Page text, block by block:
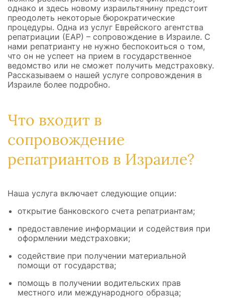
однако и здесь новому израильтянину предстоит
преодолеть некоторые бюрократические
процедуры. Одна из услуг Еврейского агентства
репатриации (ЕАР) – сопровождение в Израиле. С
нами репатрианту не нужно беспокоиться о том,
что он не успеет на прием в государственное
ведомство или не сможет получить медстраховку.
Рассказываем о нашей услуге сопровождения в
Израиле более подробно.
Что входит в
сопровождение
репатриантов в Израиле?
Наша услуга включает следующие опции:
открытие банковского счета репатриантам;
предоставление информации и содействия при
оформлении медстраховки;
содействие при получении материальной
помощи от государства;
помощь в получении водительских прав
местного или международного образца;